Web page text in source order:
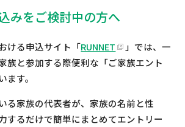
みをご検討中の方へ
ける申込サイト「RUNNET
」では、一
族と参加する際便利な「ご家族エント
ます。
る家族の代表者が、家族の名前と性
するだけで簡単にまとめてエントリー